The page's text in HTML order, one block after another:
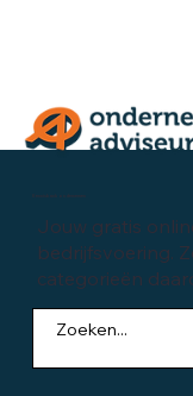
Kennisbank ondernemen
Jouw gratis
bedrijfsvoering.
categorieën